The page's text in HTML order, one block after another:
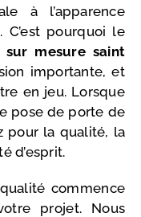
à l’apparence
pourquoi le
mesuresaint
importante, et
en jeu. Lorsque
pose de porte de
pour la qualité, la
d’esprit.
commence
projet. Nous